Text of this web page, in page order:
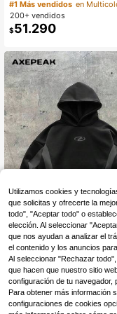
lásica de hombre con rayas
blanco, diseño de bloques
logotipo de caballo, con
tones, esencial de verano
#1 Más vendidos
200+ vendidos
$51.290
AXEPEAK
AXEPEAK Sudadera con
e manga larga, de corte
ejido, para hombre, para
ierno
#1 Más vendidos
300+ vendidos
Utilizamos cookies y
que solicitas y ofrecerte la
todo", "Aceptar todo" o
elección. Al seleccionar
que nos ayudan a analizar el
el contenido y los anuncios
Al seleccionar "Rechazar
que hacen que nuestro sitio
configuración de tu navegador,
Para obtener más información
configuraciones de cookies